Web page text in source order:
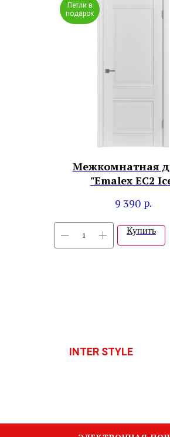
Петли в
подарок
Межкомнатная
"Emalex EC2
9 390 р.
Купить
INTER STYLE